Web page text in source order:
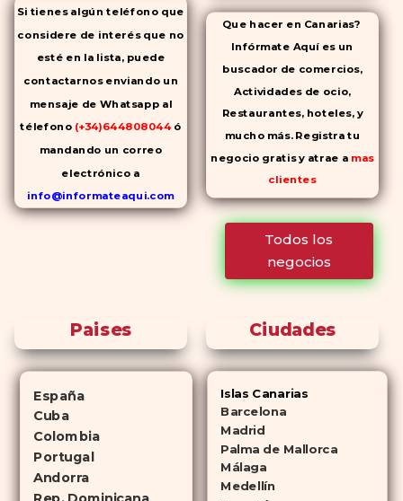
Si tienes algún teléfono que
considere de interés que no
esté en la lista, puede
contactarnos enviando un
mensaje de Whatsapp al
télefono (+34)644808044 ó
mandando un correo
electrónico a
info@informateaqui.com
Mientras que antes la
cambio de los tiempos ha
permitido la producción de
alternativas genéricas tanto a
Cialis como a
consideran tan rentables e igual
de eficaces que su homólogo de
Que hacer en Canarias?
Infórmate Aquí es un
buscador de comercios,
Actividades de ocio,
Restaurantes, hoteles, y
mucho más. Registra tu
negocio gratis y atrae a mas
clientes
Todos los
negocios
Paises
España
Cuba
Colombia
Portugal
Andorra
Rep. Dominicana
Ciudades
Islas Canarias
Barcelona
Madrid
Palma de Mallorca
Málaga
Medellín